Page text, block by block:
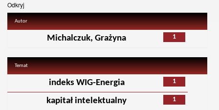
Odkryj
Autor
1
Michalczuk, Grażyna
Temat
1
indeks WIG-Energia
1
kapitał intelektualny